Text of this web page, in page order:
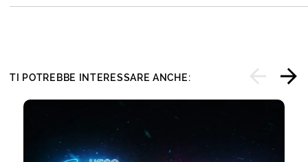
TI POTREBBE INTERESSARE ANCHE: